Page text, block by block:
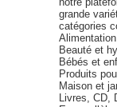
grande
catégories
Alimentation
Beauté et
Bébés et
Produits
Maison et
Livres, CD,